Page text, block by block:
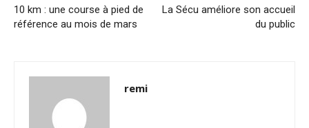
10 km : une course à pied de
référence au mois de mars
La Sécu améliore son accueil
du public
remi